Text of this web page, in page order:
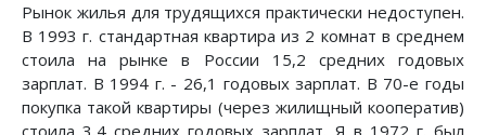
Рынок жилья для трудящихся практически недоступен.
В 1993 г. стандартная квартира из 2 комнат в среднем
стоила на рынке в России 15,2 средних годовых
зарплат. В 1994 г. - 26,1 годовых зарплат. В 70-е годы
покупка такой квартиры (через жилищный кооператив)